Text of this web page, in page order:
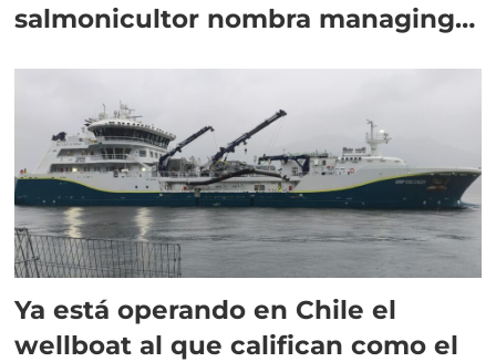
salmonicultor nombra managing
Ya está operando en Chile el
wellboat al que califican como el